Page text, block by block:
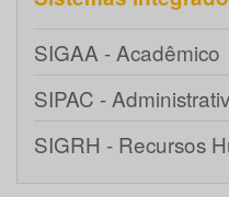
SIGAA - Acadêmico
SIPAC -
SIGRH - Recursos